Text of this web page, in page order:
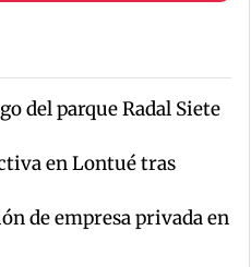
del parque Radal Siete
en Lontué tras
de empresa privada en